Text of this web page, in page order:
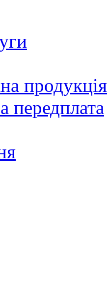
продукція
передплата